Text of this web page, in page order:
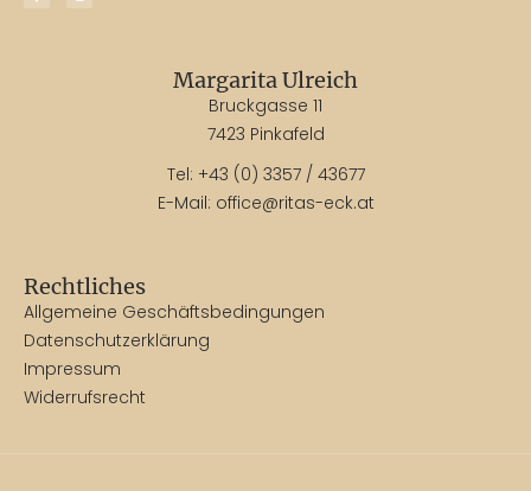
Margarita Ulreich
Bruckgasse 11
7423 Pinkafeld
Tel: +43 (0) 3357 / 43677
E-Mail: office@ritas-eck.at
Rechtliches
Allgemeine Geschäftsbedingungen
Datenschutzerklärung
Impressum
Widerrufsrecht